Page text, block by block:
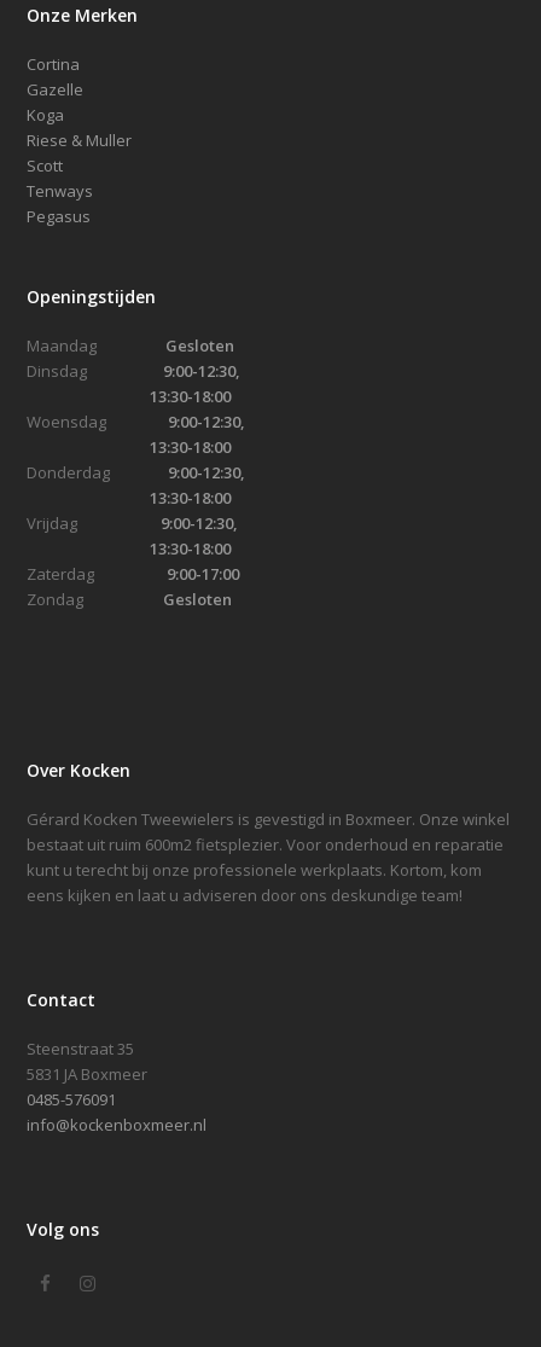
Onze Merken
Cortina
Gazelle
Koga
Riese & Muller
Scott
Tenways
Pegasus
Openingstijden
Maandag Gesloten
Dinsdag 9:00-12:30,
13:30-18:00
Woensdag
9:00-12:30,
13:30-18:00
Donderdag 9:00-12:30,
13:30-18:00
Vrijdag 9:00-12:30,
13:30-18:00
Zaterdag 9:00-17:00
Zondag Gesloten
Over Kocken
Gérard Kocken Tweewielers is gevestigd in Boxmeer. Onze winkel
bestaat uit ruim 600m2 fietsplezier. Voor onderhoud en reparatie
kunt u terecht bij onze professionele werkplaats. Kortom, kom
eens kijken en laat u adviseren door ons deskundige team!
Contact
Steenstraat 35
5831 JA Boxmeer
0485-576091
info@kockenboxmeer.nl
Volg ons
FacebookInstagram